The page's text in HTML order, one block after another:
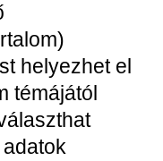
helyezhet el
témájától